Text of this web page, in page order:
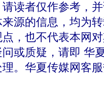
读者仅作参考，
源的信息，均为
，也不代表本网
或质疑，请即 华
。华夏传媒网客